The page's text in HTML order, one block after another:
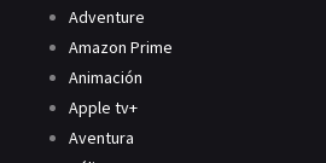
Adventure
Amazon Prime
Animación
Apple tv+
Aventura